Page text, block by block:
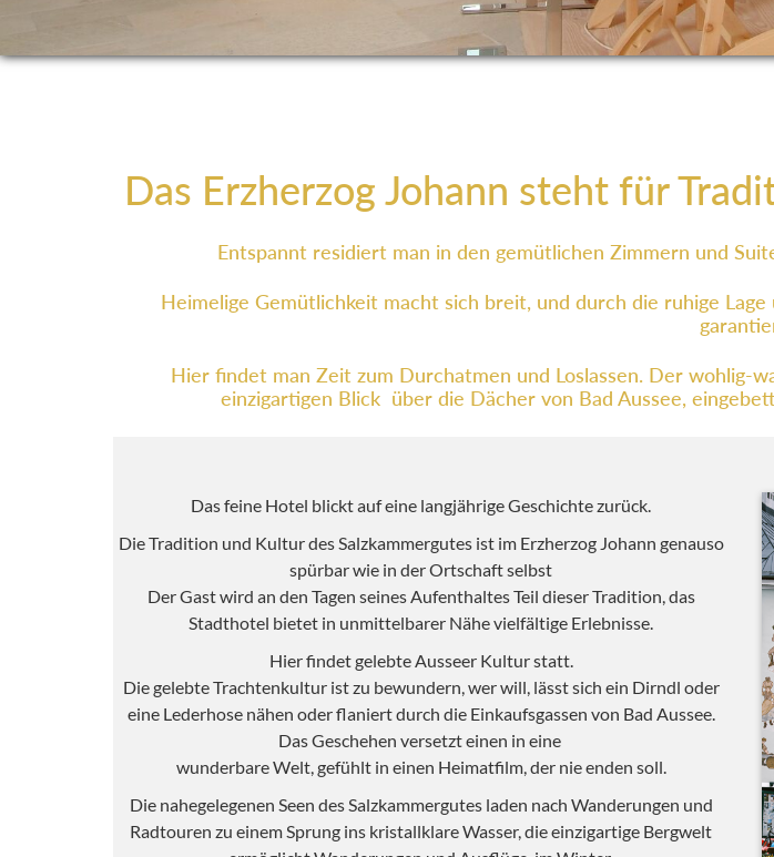
Das Erzherzog Johann steht für
Entspannt residiert man in den gemütlichen Zimmern und
Heimelige Gemütlichkeit macht sich breit, und durch die ruhige
Hier findet man Zeit zum Durchatmen und Loslassen. Der wohlig-
einzigartigen Blick über die Dächer von Bad Aussee,
Das feine Hotel blickt auf eine langjährige Geschichte zurück.
Die Tradition und Kultur des Salzkammergutes ist im Erzherzog Johann genauso
spürbar wie in der Ortschaft selbst
Der Gast wird an den Tagen seines Aufenthaltes Teil dieser Tradition, das
Stadthotel bietet in unmittelbarer Nähe vielfältige Erlebnisse.
Hier findet gelebte Ausseer Kultur statt.
Die gelebte Trachtenkultur ist zu bewundern, wer will, lässt sich ein Dirndl oder
eine Lederhose nähen oder flaniert durch die Einkaufsgassen von Bad Aussee.
Das Geschehen versetzt einen in eine
wunderbare Welt, gefühlt in einen Heimatfilm, der nie enden soll.
Die nahegelegenen Seen des Salzkammergutes laden nach Wanderungen und
Radtouren zu einem Sprung ins kristallklare Wasser, die einzigartige Bergwelt